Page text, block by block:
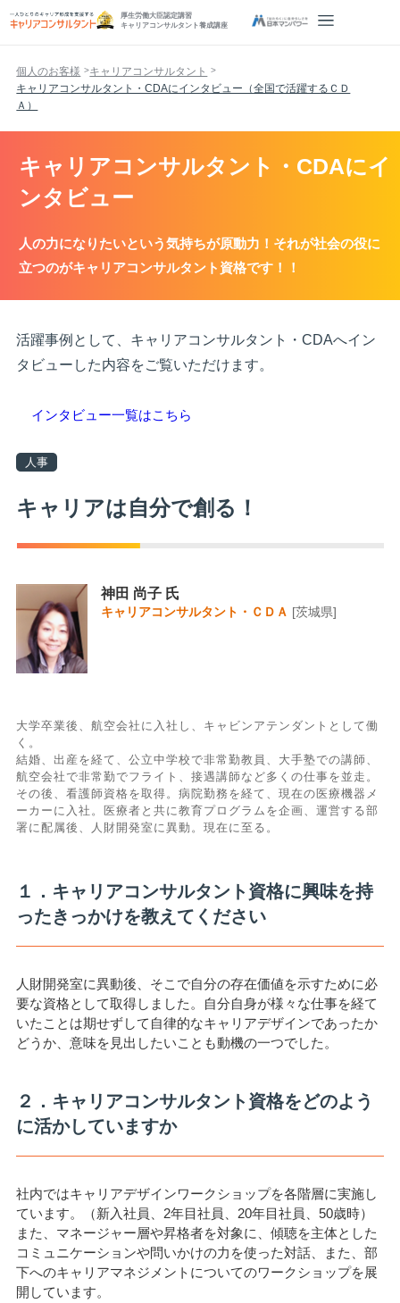
厚生労働大臣認定講習
キャリアコンサルタント養成講座
個人のお客様
キャリアコンサルタント
キャリアコンサルタント・CDAにインタビュー（全国で活躍するＣＤ
Ａ）
キャリアコンサルタント・CDAにイ
ンタビュー
人の力になりたいという気持ちが原動力！それが社会の役に
立つのがキャリアコンサルタント資格です！！
活躍事例として、キャリアコンサルタント・CDAへイン
タビューした内容をご覧いただけます。
インタビュー一覧はこちら
キャリアは自分で創る！
人事
神田 尚子 氏
キャリアコンサルタント・ＣＤＡ [茨城県]
大学卒業後、航空会社に入社し、キャビンアテンダントとして働
く。
結婚、出産を経て、公立中学校で非常勤教員、大手塾での講師、
航空会社で非常勤でフライト、接遇講師など多くの仕事を並走。
その後、看護師資格を取得。病院勤務を経て、現在の医療機器メ
ーカーに入社。医療者と共に教育プログラムを企画、運営する部
署に配属後、人財開発室に異動。現在に至る。
１．キャリアコンサルタント資格に興味を持
ったきっかけを教えてください
人財開発室に異動後、そこで自分の存在価値を示すために必
要な資格として取得しました。自分自身が様々な仕事を経て
いたことは期せずして自律的なキャリアデザインであったか
どうか、意味を見出したいことも動機の一つでした。
２．キャリアコンサルタント資格をどのよう
に活かしていますか
社内ではキャリアデザインワークショップを各階層に実施し
ています。（新入社員、2年目社員、20年目社員、50歳時）
また、マネージャー層や昇格者を対象に、傾聴を主体とした
コミュニケーションや問いかけの力を使った対話、また、部
下へのキャリアマネジメントについてのワークショップを展
開しています。